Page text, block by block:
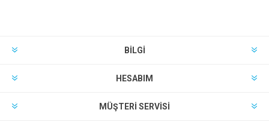
BILGI
HESABIM
MÜŞTERI SERVISI